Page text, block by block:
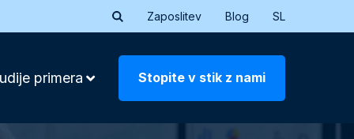
Zaposlitev Blog SL
primera Stopite v stik z nami